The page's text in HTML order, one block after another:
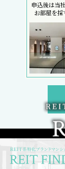
申込後は当
お部屋を採